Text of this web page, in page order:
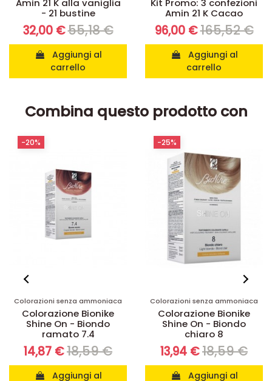
Amin 21 K alla vaniglia
- 21 bustine
32,00 €55,18 €
carrello
Kit Promo: 3 confezioni
Amin 21 K Cacao
96,00 €165,52 €
carrello
Combina questo prodotto con
Colorazioni senza ammoniaca
Colorazione Bionike
Shine On - Biondo
ramato 7.4
14,87 €18,59 €
-20%
Colorazioni senza ammoniaca
Colorazione Bionike
Shine On - Biondo
chiaro 8
13,94 €18,59 €
-25%